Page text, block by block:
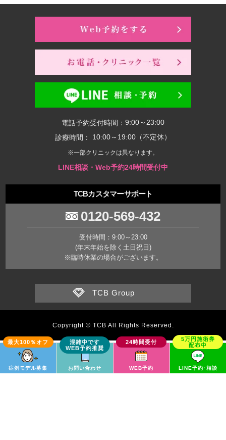
電話予約受付時間： 9:00～23:00
診療時間：
10:00～19:00（不定休）
※一部クリニックは異なります。
LINE相談・Web予約24時間受付中
TCBカスタマーサポート
0120-569-432
受付時間：9:00～23:00
(年末年始を除く土日祝日)
※臨時休業の場合がございます。
TCB Group
症例モデル募集 お問い合わせ WEB予約 LINE予約･相談
Copyright © TCB All Rights Reserved.